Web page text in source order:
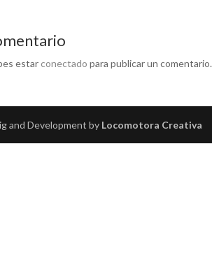
estarconectado para publicar un comentario.
and Development by Locomotora Creativa